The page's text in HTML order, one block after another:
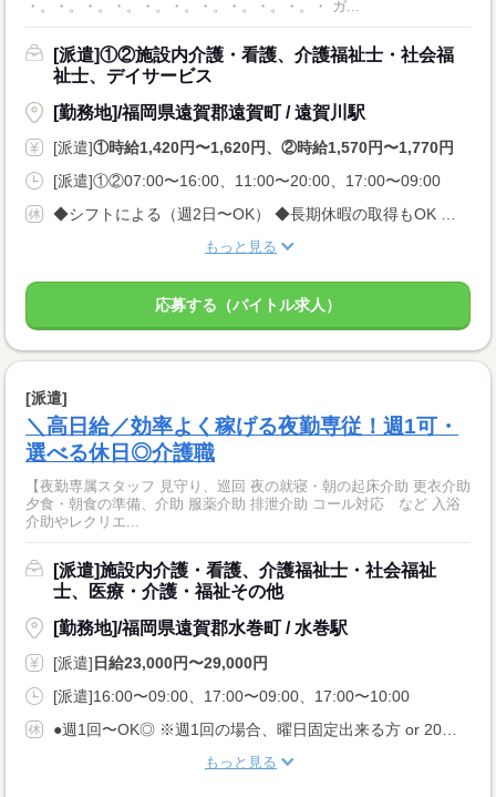
・。・。・。・。・。・。・。・。・。・。・ ガ...
[派遣]①②施設内介護・看護、介護福祉士・社会福
祉士、デイサービス
[勤務地]/福岡県遠賀郡遠賀町 / 遠賀川駅
[派遣]①時給1,420円〜1,620円、②時給1,570円〜1,770円
[派遣]①②07:00〜16:00、11:00〜20:00、17:00〜09:00
もっと見る
応募する（バイトル求人）
[派遣]
＼高日給／効率よく稼げる夜勤専従！週1可・
選べる休日◎介護職
【夜勤専属スタッフ 見守り、巡回 夜の就寝・朝の起床介助 更衣介助
夕食・朝食の準備、介助 服薬介助 排泄介助 コール対応 など 入浴
介助やレクリエ...
[派遣]施設内介護・看護、介護福祉士・社会福祉
士、医療・介護・福祉その他
[勤務地]/福岡県遠賀郡水巻町 / 水巻駅
[派遣] 日給23,000円〜29,000円
[派遣]16:00〜09:00、17:00〜09:00、17:00〜10:00
もっと見る